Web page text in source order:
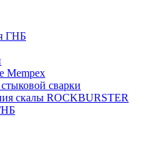
ГНБ
Mempex
сварки
скалы ROCKBURSTER